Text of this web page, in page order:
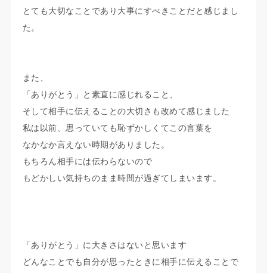
とても大切なことであり大事にすべきことだと感じまし
た。
また、
「ありがとう」と素直に感じれること、
そして相手に伝えることの大切さも改めて感じました
私は以前、思っていても恥ずかしくてこの言葉を
なかなか言えない時期がありました。
もちろん相手には伝わらないので
もどかしい気持ちのまま時間が過ぎてしまいます。
「ありがとう」に大きさはないと思います
どんなことでも自分が思ったときに相手に伝えることで